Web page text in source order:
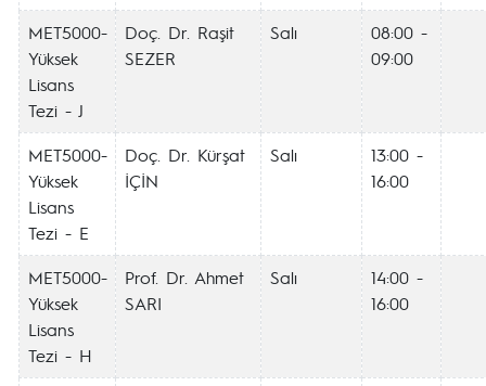
MET5000-
Yüksek
Lisans
Tezi - J
Doç. Dr. Raşit
SEZER
Salı
08:00 -
09:00
MET5000-
Yüksek
Lisans
Tezi - E
Doç. Dr. Kürşat
İÇİN
Salı
13:00 -
16:00
MET5000-
Yüksek
Lisans
Tezi - H
Prof. Dr. Ahmet
SARI
Salı
14:00 -
16:00